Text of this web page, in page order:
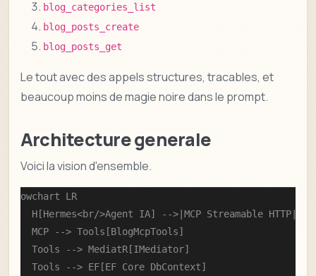
blog_categories_list
blog_posts_create
blog_posts_get
Le tout avec des appels structures, tracables, et
beaucoup moins de magie noire dans le prompt.
Architecture generale
Voici la vision d'ensemble.
flowchart LR
H[Hermes<br/>Agent IA] -->|MCP Streamable HTTP|
    MCP --> Tools[BlogMcpTools]
    Tools --> MediatR[IMediator]
    Tools --> EF[EF Core DbContext]